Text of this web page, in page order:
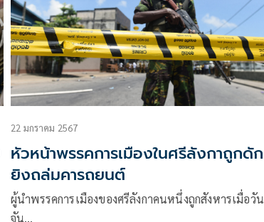
22 มกราคม 2567
หัวหน้าพรรคการเมืองในศรีลังกาถูกดัก
ยิงถล่มคารถยนต์
ผู้นำพรรคการเมืองของศรีลังกาคนหนึ่งถูกสังหารเมื่อวัน
จัน…